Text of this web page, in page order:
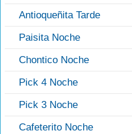
Antioqueñita Tarde
Paisita Noche
Chontico Noche
Pick 4 Noche
Pick 3 Noche
Cafeterito Noche